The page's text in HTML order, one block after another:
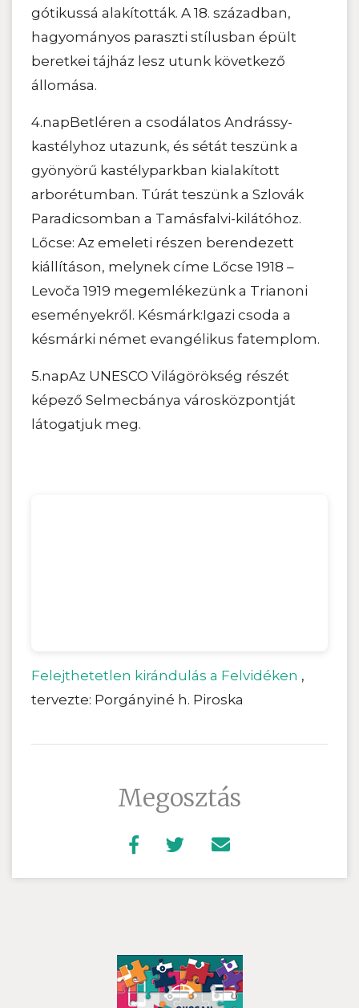
gótikussá alakították. A 18. században,
hagyományos paraszti stílusban épült
beretkei tájház lesz utunk következő
állomása.
4.napBetléren a csodálatos Andrássy-
kastélyhoz utazunk, és sétát teszünk a
gyönyörű kastélyparkban kialakított
arborétumban. Túrát teszünk a Szlovák
Paradicsomban a Tamásfalvi-kilátóhoz.
Lőcse: Az emeleti részen berendezett
kiállításon, melynek címe Lőcse 1918 –
Levoča 1919 megemlékezünk a Trianoni
eseményekről. Késmárk:Igazi csoda a
késmárki német evangélikus fatemplom.
5.napAz UNESCO Világörökség részét
képező Selmecbánya városközpontját
látogatjuk meg.
Felejthetetlen kirándulás a Felvidéken ,
tervezte: Porgányiné h. Piroska
Megosztás